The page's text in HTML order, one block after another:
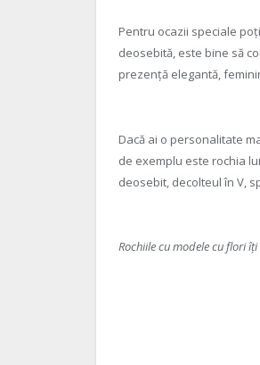
Pentru ocazii speciale
deosebită, este bine să
prezență elegantă,
Dacă ai o personalitate
de exemplu este rochia
deosebit, decolteul în V,
Rochiile cu modele cu flori